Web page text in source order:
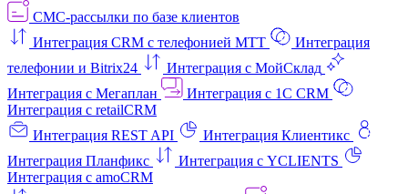
СМС-рассылки по базе клиентов
Интеграция CRM с телефонией МТТ
Интеграция
телефонии и Bitrix24
Интеграция с МойСклад
Интеграция с Мегаплан
Интеграция с 1C CRM
Интеграция с retailCRM
Интеграция REST API
Интеграция Клиентикс
Интеграция Планфикс
Интеграция с YCLIENTS
Интеграция с amoCRM